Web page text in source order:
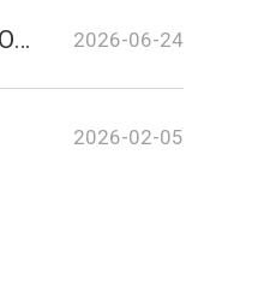
2026 하계방학 전자책 대출 이벤트 '한여름 밤의 북(BOOK)나잇' 2026-06-24
2026-02-05